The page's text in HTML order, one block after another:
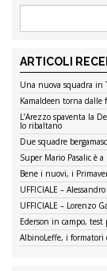
ARTICOLI
Una nuova squadra in
Kamaldeen torna
L’Arezzo spaventa la
lo ribaltano
Due squadre
Super Mario Pasalic è
Bene i nuovi, i
UFFICIALE –
UFFICIALE – Lorenzo
Ederson in campo, test
AlbinoLeffe, i formatori